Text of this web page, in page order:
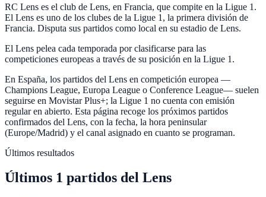
RC Lens es el club de Lens, en Francia, que compite en la Ligue 1.
El Lens es uno de los clubes de la Ligue 1, la primera división de
Francia. Disputa sus partidos como local en su estadio de Lens.
El Lens pelea cada temporada por clasificarse para las
competiciones europeas a través de su posición en la Ligue 1.
En España, los partidos del Lens en competición europea —
Champions League, Europa League o Conference League— suelen
seguirse en Movistar Plus+; la Ligue 1 no cuenta con emisión
regular en abierto. Esta página recoge los próximos partidos
confirmados del Lens, con la fecha, la hora peninsular
(Europe/Madrid) y el canal asignado en cuanto se programan.
Últimos resultados
Últimos 1 partidos del Lens